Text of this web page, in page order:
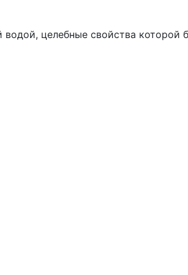
водой, целебные свойства которой